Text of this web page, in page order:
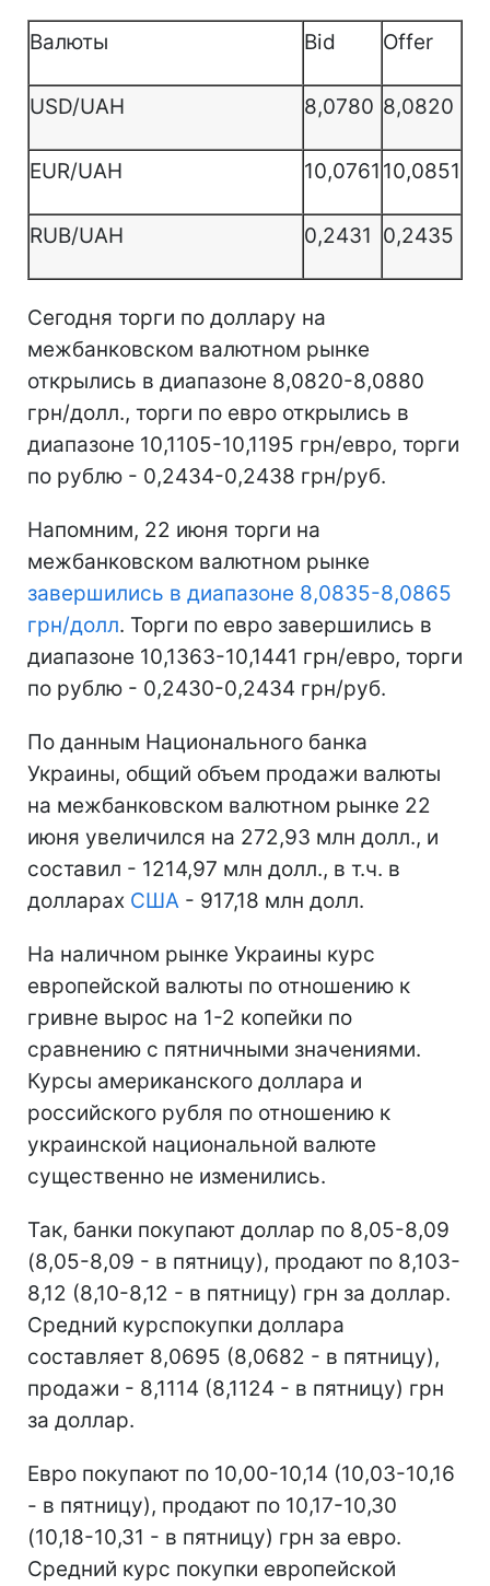
Валюты Bid Offer
USD/UAH 8,0780 8,0820
EUR/UAH 10,0761 10,0851
RUB/UAH 0,2431 0,2435
Сегодня торги по доллару на
межбанковском валютном рынке
открылись в диапазоне 8,0820-8,0880
грн/долл., торги по евро открылись в
диапазоне 10,1105-10,1195 грн/евро, торги
по рублю - 0,2434-0,2438 грн/руб.
Напомним, 22 июня торги на
межбанковском валютном рынке
завершились в диапазоне 8,0835-8,0865
грн/долл. Торги по евро завершились в
диапазоне 10,1363-10,1441 грн/евро, торги
по рублю - 0,2430-0,2434 грн/руб.
По данным Национального банка
Украины, общий объем продажи валюты
на межбанковском валютном рынке 22
июня увеличился на 272,93 млн долл., и
составил - 1214,97 млн долл., в т.ч. в
долларах США - 917,18 млн долл.
На наличном рынке Украины курс
европейской валюты по отношению к
гривне вырос на 1-2 копейки по
сравнению с пятничными значениями.
Курсы американского доллара и
российского рубля по отношению к
украинской национальной валюте
существенно не изменились.
Так, банки покупают доллар по 8,05-8,09
(8,05-8,09 - в пятницу), продают по 8,103-
8,12 (8,10-8,12 - в пятницу) грн за доллар.
Средний курспокупки доллара
составляет 8,0695 (8,0682 - в пятницу),
продажи - 8,1114 (8,1124 - в пятницу) грн
за доллар.
Евро покупают по 10,00-10,14 (10,03-10,16
- в пятницу), продают по 10,17-10,30
(10,18-10,31 - в пятницу) грн за евро.
Средний курс покупки европейской